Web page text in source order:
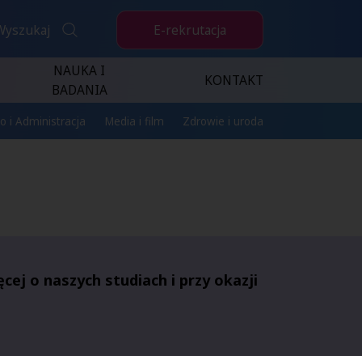
E-rekrutacja
NAUKA I
BADANIA
KONTAKT
i Administracja Media i film Zdrowie i uroda
o naszych studiach i przy okazji